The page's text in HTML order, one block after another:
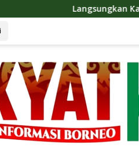
Kaji Tiru, Bupati Bantul